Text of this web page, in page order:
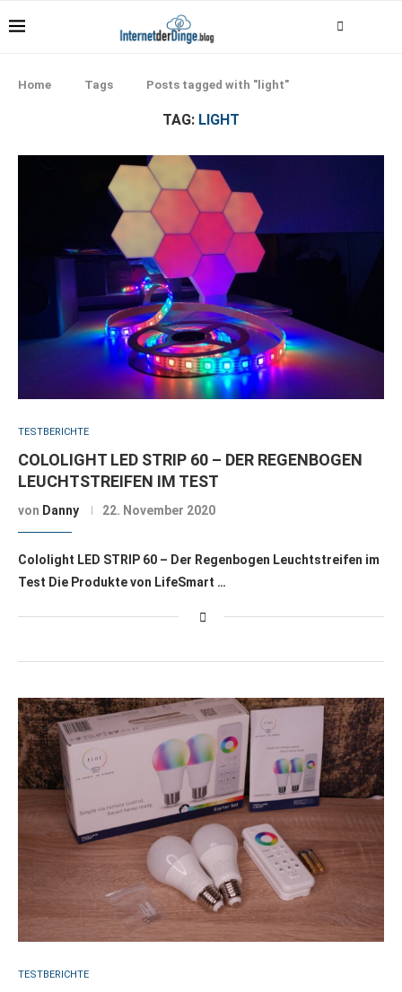
Home Tags Posts tagged with "light"
TAG: LIGHT
TESTBERICHTE
COLOLIGHT LED STRIP 60 – DER REGENBOGEN
LEUCHTSTREIFEN IM TEST
von Danny 22. November 2020
Cololight LED STRIP 60 – Der Regenbogen Leuchtstreifen im
Test Die Produkte von LifeSmart …
TESTBERICHTE